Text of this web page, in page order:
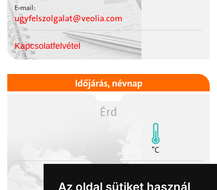
Az oldal sütiket használ
E-mail:
ugyfelszolgalat@veolia.com
Kapcsolatfelvétel
Időjárás, névnap
Érd
°C